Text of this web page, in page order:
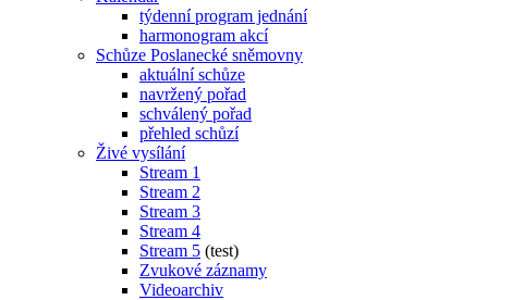
týdenní program jednání
harmonogram akcí
Schůze Poslanecké sněmovny
aktuální schůze
navržený pořad
schválený pořad
přehled schůzí
Živé vysílání
Stream 1
Stream 2
Stream 3
Stream 4
Stream 5 (test)
Zvukové záznamy
Videoarchiv